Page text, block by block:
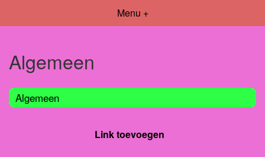
Menu +
Algemeen
Algemeen
Link toevoegen